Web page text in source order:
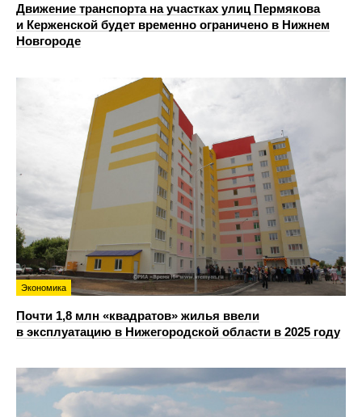
Движение транспорта на участках улиц Пермякова
и Керженской будет временно ограничено в Нижнем
Новгороде
Экономика
Почти 1,8 млн «квадратов» жилья ввели
в эксплуатацию в Нижегородской области в 2025 году